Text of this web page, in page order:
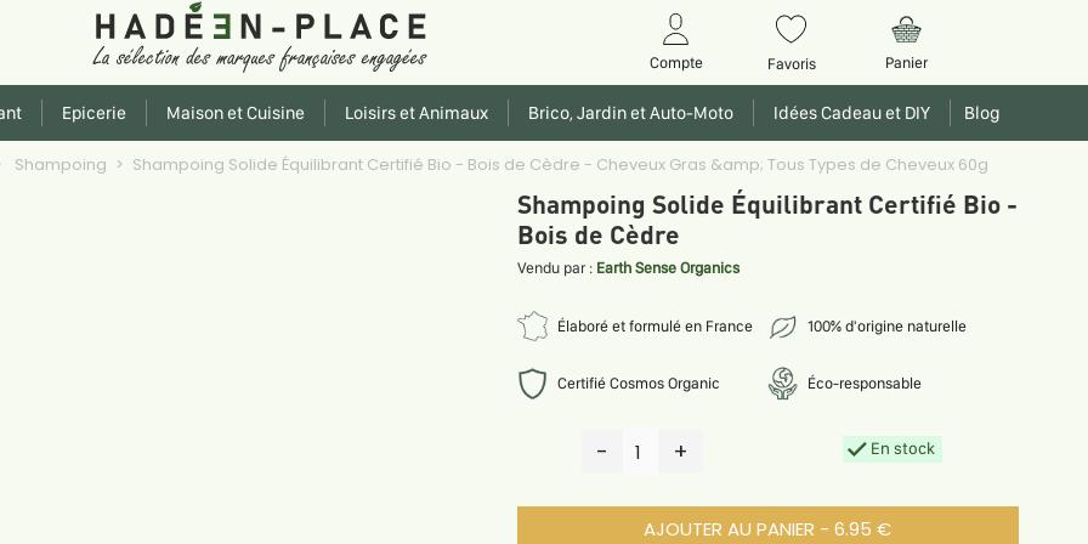
Compte Favoris Panier
Epicerie Maison et Cuisine Loisirs et Animaux Brico, Jardin et Auto-Moto Idées Cadeau et DIY Blog
Shampoing
Shampoing Solide Équilibrant Certifié Bio - Bois de Cèdre - Cheveux Gras &amp; Tous Types de Cheveux 60g
Shampoing Solide Équilibrant Certifié Bio -
Bois de Cèdre
Vendu par : Earth Sense Organics
Élaboré et formulé en France 100% d'origine naturelle
Certifié Cosmos Organic Éco-responsable
- 1 + En stock
AJOUTER AU PANIER - 6.95 €